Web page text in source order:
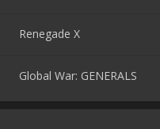
Renegade X
Global War: GENERALS